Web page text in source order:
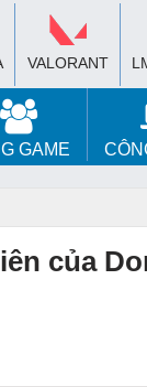
VALORANT
GAME
của